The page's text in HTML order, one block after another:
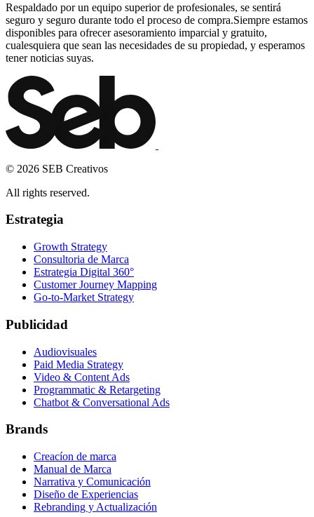
Respaldado por un equipo superior de profesionales, se sentirá
seguro y seguro durante todo el proceso de compra.Siempre estamos
disponibles para ofrecer asesoramiento imparcial y gratuito,
cualesquiera que sean las necesidades de su propiedad, y esperamos
tener noticias suyas.
© 2026 SEB Creativos
All rights reserved.
Estrategia
Growth Strategy
Consultoria de Marca
Estrategia Digital 360°
Customer Journey Mapping
Go-to-Market Strategy
Publicidad
Audiovisuales
Paid Media Strategy
Video & Content Ads
Programmatic & Retargeting
Chatbot & Conversational Ads
Brands
Creacíon de marca
Manual de Marca
Narrativa y Comunicación
Diseño de Experiencias
Rebranding y Actualización